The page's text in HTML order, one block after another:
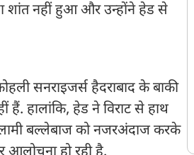
शांत नहीं हुआ और उन्होंने हेड से
सनराइजर्स हैदराबाद के बाकी
हालांकि, हेड ने विराट से हाथ
बल्लेबाज को नजरअंदाज करके